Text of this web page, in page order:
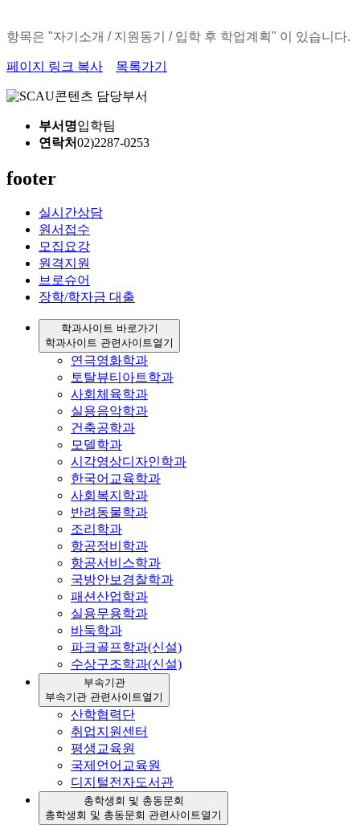
항목은 "자기소개 / 지원동기 / 입학 후 학업계획" 이 있습니다.
페이지 링크 복사 목록가기
콘텐츠 담당부서
부서명입학팀
연락처02)2287-0253
footer
실시간상담
원서접수
모집요강
원격지원
브로슈어
장학/학자금 대출
학과사이트 바로가기
학과사이트 관련사이트열기
연극영화학과
토탈뷰티아트학과
사회체육학과
실용음악학과
건축공학과
모델학과
시각영상디자인학과
한국어교육학과
사회복지학과
반려동물학과
조리학과
항공정비학과
항공서비스학과
국방안보경찰학과
패션산업학과
실용무용학과
바둑학과
파크골프학과(신설)
수상구조학과(신설)
부속기관
부속기관 관련사이트열기
산학협력단
취업지원센터
평생교육원
국제언어교육원
디지털전자도서관
총학생회 및 총동문회
총학생회 및 총동문회 관련사이트열기